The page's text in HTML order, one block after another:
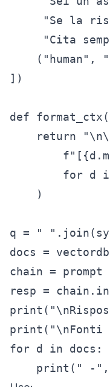
"Se la
"Cita
("human",
])
def
return
for d
    )
q = "
docs =
chain =
resp =
print("\nFonti
for d in docs: